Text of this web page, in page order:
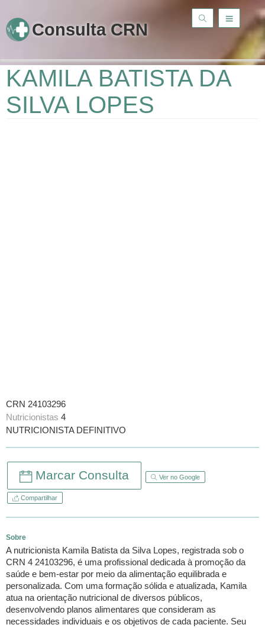
Consulta CRN
KAMILA BATISTA DA
SILVA LOPES
CRN 24103296
Nutricionistas 4
NUTRICIONISTA DEFINITIVO
Marcar Consulta Ver no Google
Compartilhar
Sobre
A nutricionista Kamila Batista da Silva Lopes, registrada sob o
CRN 4 24103296, é uma profissional dedicada à promoção da
saúde e bem-estar por meio da alimentação equilibrada e
personalizada. Com uma formação sólida e atualizada, Kamila
atua na orientação nutricional de diversos públicos,
desenvolvendo planos alimentares que consideram as
necessidades individuais e os objetivos de cada paciente. Seu